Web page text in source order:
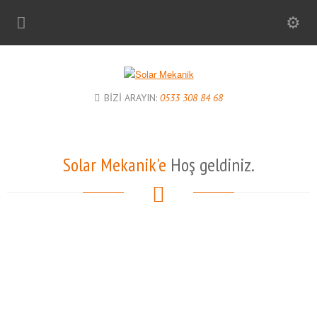
BİZİ ARAYIN:0533 308 84 68
Solar Mekanik'e Hoş geldiniz.